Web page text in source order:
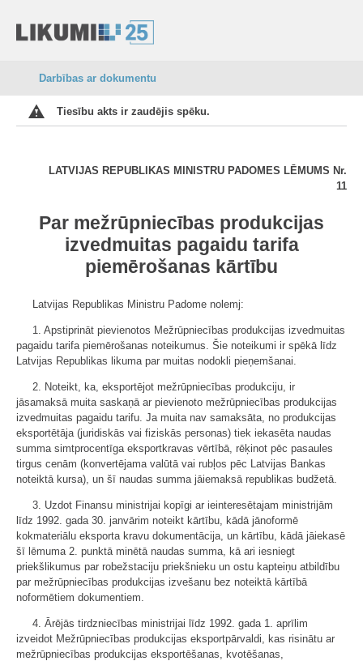
Darbības ar dokumentu
Tiesību akts ir zaudējis spēku.
LATVIJAS REPUBLIKAS MINISTRU PADOMES LĒMUMS Nr.
11
Par mežrūpniecības produkcijas
izvedmuitas pagaidu tarifa
piemērošanas kārtību
Latvijas Republikas Ministru Padome nolemj:
1. Apstiprināt pievienotos Mežrūpniecības produkcijas izvedmuitas
pagaidu tarifa piemērošanas noteikumus. Šie noteikumi ir spēkā līdz
Latvijas Republikas likuma par muitas nodokli pieņemšanai.
2. Noteikt, ka, eksportējot mežrūpniecības produkciju, ir
jāsamaksā muita saskaņā ar pievienoto mežrūpniecības produkcijas
izvedmuitas pagaidu tarifu. Ja muita nav samaksāta, no produkcijas
eksportētāja (juridiskās vai fiziskās personas) tiek iekasēta naudas
summa simtprocentīga eksportkravas vērtībā, rēķinot pēc pasaules
tirgus cenām (konvertējama valūtā vai rubļos pēc Latvijas Bankas
noteiktā kursa), un šī naudas summa jāiemaksā republikas budžetā.
3. Uzdot Finansu ministrijai kopīgi ar ieinteresētajam ministrijām
līdz 1992. gada 30. janvārim noteikt kārtību, kādā jānoformē
kokmateriālu eksporta kravu dokumentācija, un kārtību, kādā jāiekasē
šī lēmuma 2. punktā minētā naudas summa, kā ari iesniegt
priekšlikumus par robežstaciju priekšnieku un ostu kapteiņu atbildību
par mežrūpniecības produkcijas izvešanu bez noteiktā kārtībā
noformētiem dokumentiem.
4. Ārējās tirdzniecības ministrijai līdz 1992. gada 1. aprīlim
izveidot Mežrūpniecības produkcijas eksportpārvaldi, kas risinātu ar
mežrūpniecības produkcijas eksportēšanas, kvotēšanas,